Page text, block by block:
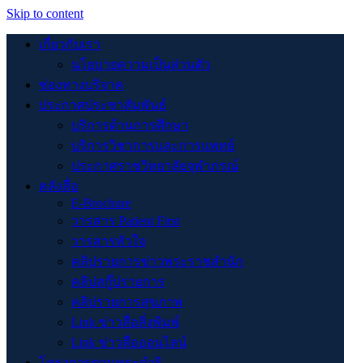
Skip to content
เกี่ยวกับเรา
นโยบายความเป็นส่วนตัว
ช่องทางบริจาค
ประกาศประชาสัมพันธ์
บริการด้านการศึกษา
บริการวิชาการและการแพทย์
ประกาศราชวิทยาลัยจุฬาภรณ์
คลังสื่อ
E-Brochure
วารสาร Patient First
วารสารหัวใจ
คลิปรายการข่าวพระราชสำนัก
คลิปสกู๊ปรายการ
คลิปรายการสุขภาพ
Link ข่าวสื่อสิ่งพิมพ์
Link ข่าวสื่อออนไลน์